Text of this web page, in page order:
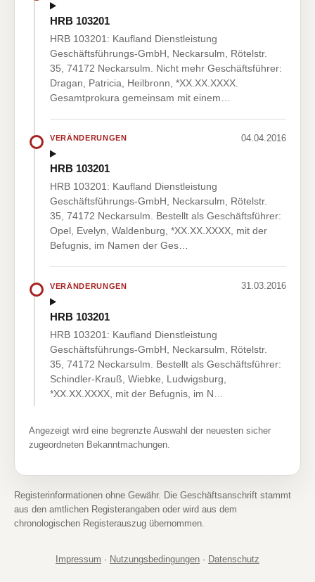
HRB 103201
HRB 103201: Kaufland Dienstleistung
Geschäftsführungs-GmbH, Neckarsulm, Rötelstr.
35, 74172 Neckarsulm. Nicht mehr Geschäftsführer:
Dragan, Patricia, Heilbronn, *XX.XX.XXXX.
Gesamtprokura gemeinsam mit einem…
VERÄNDERUNGEN 04.04.2016
HRB 103201
HRB 103201: Kaufland Dienstleistung
Geschäftsführungs-GmbH, Neckarsulm, Rötelstr.
35, 74172 Neckarsulm. Bestellt als Geschäftsführer:
Opel, Evelyn, Waldenburg, *XX.XX.XXXX, mit der
Befugnis, im Namen der Ges…
VERÄNDERUNGEN 31.03.2016
HRB 103201
HRB 103201: Kaufland Dienstleistung
Geschäftsführungs-GmbH, Neckarsulm, Rötelstr.
35, 74172 Neckarsulm. Bestellt als Geschäftsführer:
Schindler-Krauß, Wiebke, Ludwigsburg,
*XX.XX.XXXX, mit der Befugnis, im N…
Angezeigt wird eine begrenzte Auswahl der neuesten sicher
zugeordneten Bekanntmachungen.
Registerinformationen ohne Gewähr. Die Geschäftsanschrift stammt
aus den amtlichen Registerangaben oder wird aus dem
chronologischen Registerauszug übernommen.
Impressum · Nutzungsbedingungen · Datenschutz